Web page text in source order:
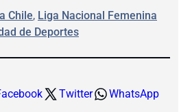
Chile, Liga Nacional Femenina
de Deportes
Twitter WhatsApp